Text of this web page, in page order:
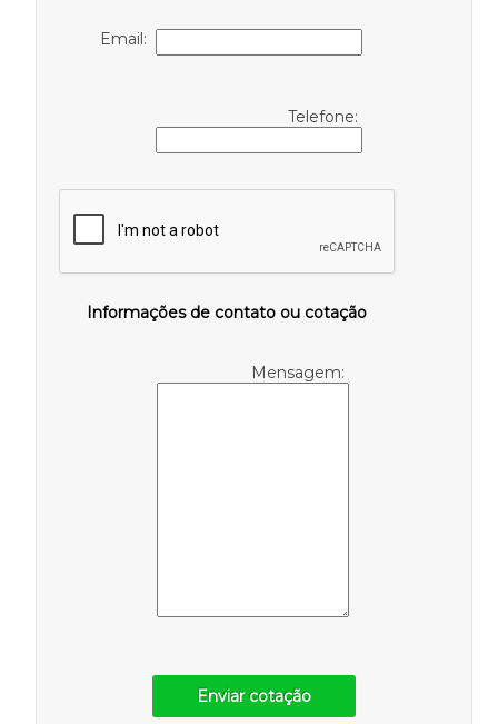
Email:
Telefone:
Informações de contato ou cotação
Mensagem:
Enviar cotação